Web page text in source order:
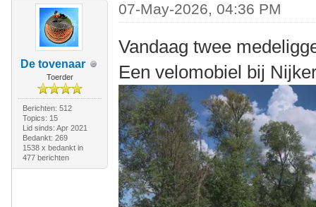
De tovenaar
Toerder
Berichten: 512
Topics: 15
Lid sinds: Apr 2021
Bedankt: 269
1538 x bedankt in
477 berichten
07-May-2026, 04:36 PM
Vandaag twee
Een velomobiel bij